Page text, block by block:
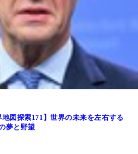
地図探索171】世界の未来を左右する
夢と野望